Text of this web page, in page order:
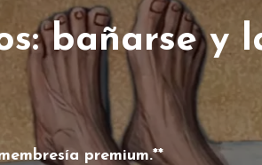
bañarse y
premium.**